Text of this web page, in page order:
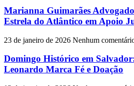
Marianna Guimarães
Estrela do Atlântico em Apoio
23 de janeiro de 2026 Nenhum
Domingo Histórico em
Leonardo Marca Fé e Doação